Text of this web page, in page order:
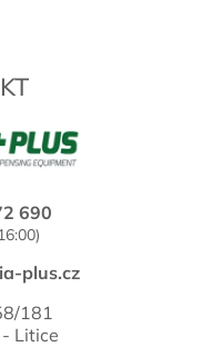
690
plus.cz
181
Litice